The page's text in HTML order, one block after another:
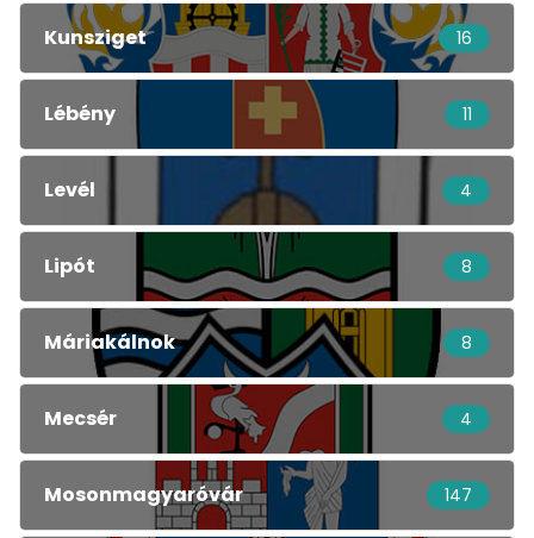
Kunsziget 16
Lébény 11
Levél 4
Lipót 8
Máriakálnok 8
Mecsér 4
Mosonmagyaróvár 147